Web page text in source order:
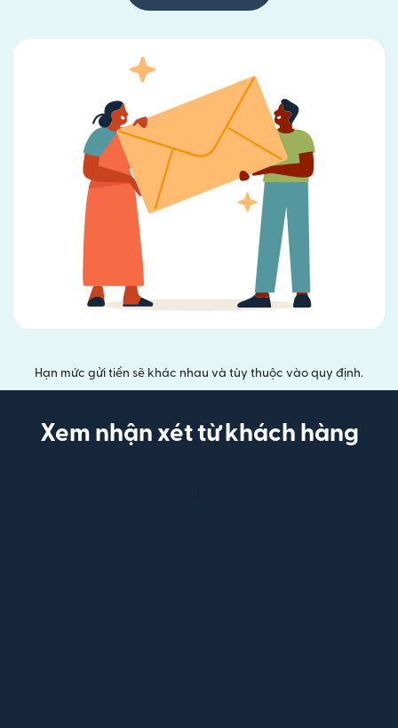
Hạn mức gửi tiền sẽ khác nhau và tùy thuộc vào quy định.
Xem nhận xét từ khách hàng